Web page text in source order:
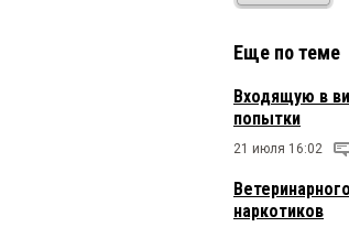
Еще по теме
Входящую в
попытки
21 июля 16:02
наркотиков